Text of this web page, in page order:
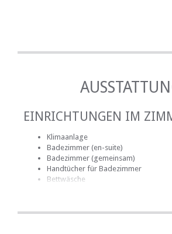
EINRICHTUNGEN IM
Klimaanlage
Badezimmer (en-suite)
Badezimmer (gemeinsam)
Handtücher für Badezimmer
Bettwäsche
Rauchen: nicht erlaubt